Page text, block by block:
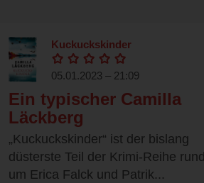
Kuckuckskinder
05.01.2023 – 21:09
Ein typischer Camilla
Läckberg
„Kuckuckskinder“ ist der bislang
düsterste Teil der Krimi-Reihe rund
um Erica Falck und Patrik...